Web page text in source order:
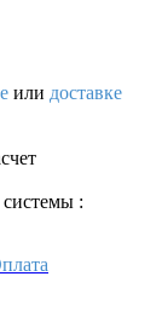
или доставке
: